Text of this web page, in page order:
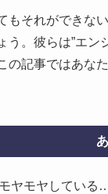
もそれができな
う。彼らは”エン
の記事ではあな
ヤモヤしている